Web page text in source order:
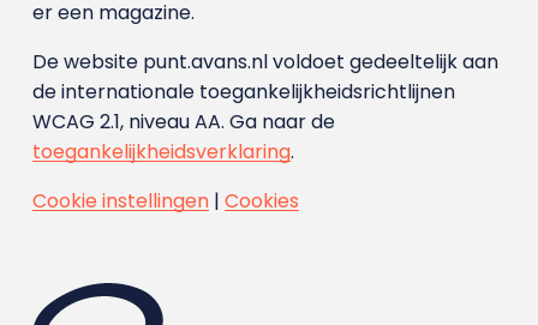
er een magazine.
De website punt.avans.nl voldoet gedeeltelijk aan
de internationale toegankelijkheidsrichtlijnen
WCAG 2.1, niveau AA. Ga naar de
toegankelijkheidsverklaring.
Cookie instellingen| Cookies